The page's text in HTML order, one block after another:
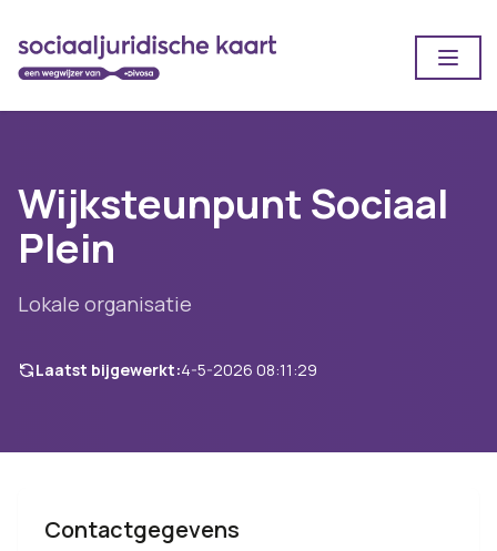
Wijksteunpunt Sociaal
Plein
Lokale organisatie
Laatst bijgewerkt:4-5-2026 08:11:29
Contactgegevens